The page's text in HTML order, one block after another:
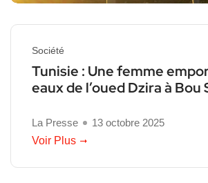
Société
Tunisie : Une femme
eaux de l’oued Dzira à Bou
La Presse
13 octobre 2025
Voir Plus